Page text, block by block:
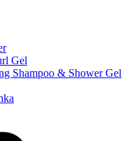
Gel
Shampoo & Shower Gel